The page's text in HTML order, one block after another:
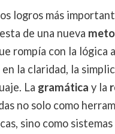
logros más
de una nueva
rompía con la lógica
en la claridad, la
La gramática y la
no solo como
sino como